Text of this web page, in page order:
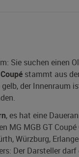
Sie suchen einen
stammt aus
der Innenraum
, es hat eine
MG MGB GT
Würzburg,
Der Darsteller